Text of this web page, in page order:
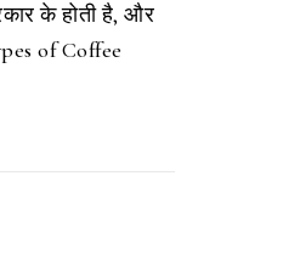
के होती है, और
of Coffee